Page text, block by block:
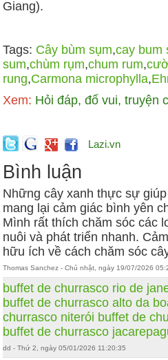
Giang).
Tags: Cây bùm sụm,cay bum
sum,chùm rụm,chum rum,
rung,Carmona microphylla,
Xem: Hỏi đáp, đố vui, truyện
Lazi.vn
Bình luận
Những cây xanh thực sự
mang lại cảm giác bình yên
Mình rất thích chăm sóc các
nuôi và phát triển nhanh.
hữu ích về cách chăm sóc
Thomas Sanchez - Chủ nhật, ngày 19/07/2026
buffet de churrasco rio de
buffet de churrasco alto da
churrasco niterói buffet de
buffet de churrasco
dd - Thứ 2, ngày 05/01/2026 11:20:35